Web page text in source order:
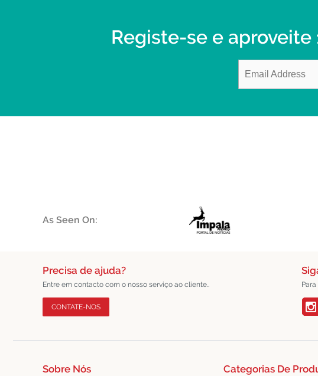
Registe-se e
As Seen On:
Precisa de ajuda?
Entre em contacto com o nosso serviço ao cliente..
CONTATE-NOS
Sobre Nós Categorias De